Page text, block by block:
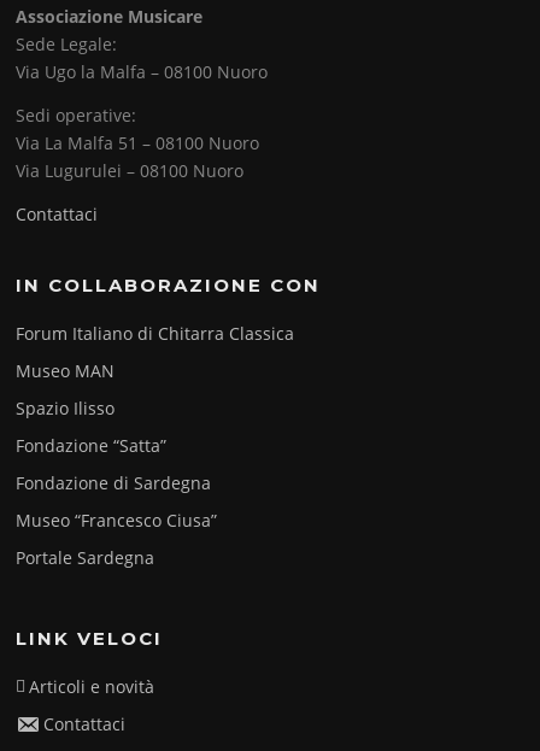
Associazione Musicare
Sede Legale:
Via Ugo la Malfa – 08100 Nuoro
Sedi operative:
Via La Malfa 51 – 08100 Nuoro
Via Lugurulei – 08100 Nuoro
Contattaci
IN COLLABORAZIONE CON
Forum Italiano di Chitarra Classica
Museo MAN
Spazio Ilisso
Fondazione “Satta”
Fondazione di Sardegna
Museo “Francesco Ciusa”
Portale Sardegna
LINK VELOCI
Articoli e novità
Contattaci